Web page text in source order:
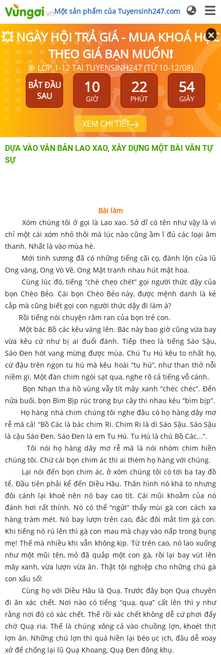
Một sản phẩm của Tuyensinh247.com
💥 NGÀY HỘI TRẢ GIÁ - MUA KHOÁ HỌC
THEO GIÁ BẠN MUỐN❗
🎯 LỚP 1-12 TẠI TUYENSINH247 (TỪ 10-12/08)
BẮT ĐẦU
SAU
10
GIỜ
22
PHÚT
54
GIÂY
XEM CHI TIẾT
DỰA VÀO VĂN BẢN LAO XAO, XÂY DỰNG MỘT BÀI VĂN TỰ
SỰ
Bài làm
Xóm chúng tôi ở gọi là Lao xao. Sở dĩ có tên như vậy là vì
chỉ một cái xóm nhỏ thôi mà lúc nào cũng ầm ĩ đủ các loại âm
thanh. Nhất là vào mùa hè.
Mới tinh sương đã có những tiếng cãi cọ, đánh lộn của lũ
Ong vàng, Ong Vò Vẽ, Ong Mật tranh nhau hút mật hoa.
Cùng lúc đó, tiếng “chè cheo chét” gọi người thức dậy của
bọn Chèo Bẻo. Cái bọn Chèo Bẻo này, được mệnh danh là kẻ
cắp mà cũng biết gọi con người thức dậy đi làm à?
Rồi tiếng nói chuyện râm ran của bọn trẻ con.
Một bác Bồ các kêu váng lên. Bác này bao giờ cũng vừa bay
vừa kêu cứ như bị ai đuổi đánh. Tiếp theo là tiếng Sáo Sậu,
Sáo Đen hót vang mừng được mùa. Chú Tu Hú kêu to nhất họ,
cứ đậu trên ngọn tu hú mà kêu hoài “tu hú”, như than thở nỗi
niềm gì. Một đàn chim ngói sạt qua, nghe rõ cả tiếng vỗ cánh.
Bọn Nhạn tha hồ vùng vẫy tít mây xanh “chéc chéc”. Đến
nửa buối, bọn Bìm Bịp rúc trong bụi cây thi nhau kêu “bìm bịp”.
Họ hàng nhà chim chúng tôi nghe đâu có họ hàng dây mơ
rễ má cả! “Bồ Các là bác chim Ri. Chim Ri là dì Sáo Sậu. Sáo Sậu
là cậu Sáo Đen. Sáo Đen là em Tu Hú. Tu Hú là chú Bồ Các...”.
Tôi nói họ hàng dây mơ rễ má là nói nhóm chim hiền
chúng tôi. Chứ cái bọn chim ác thì ai thèm họ hàng với chúng.
Lại nói đến bọn chim ác, ở xóm chúng tôi có tới ba tay đồ
tể. Đầu tiên phải kể đến Diều Hâu. Thân hình nó khá to nhưng
đôi cánh lại khoẻ nên nó bay cao tít. Cái mũi khoằm của nó
đánh hơi rất thính. Nó có thể “ngửi” thấy mùi gà con cách xa
hàng tràm mét. Nó bay lượn trên cao, đảc đôi mắt tìm gà con.
Khi tiếng nó rú lên thì gà con mau mà chạy vào nấp trong bụng
mẹ! Thế mà nhiều khi vẫn không kịp. Từ trên cao, nó lao xuống
như một mũi tên, mỏ đã quắp một con gà, rồi lại bay vút lên
mây xanh, vừa lượn vừa ăn. Thật tội nghiệp cho những chú gà
con xấu số!
Cùng họ với Diều Hâu là Quạ. Trước đây bọn Quạ chuyên
đi ăn xác chết. Nơi nào có tiếng “quạ, quạ” cất lên thì y như
rằng nơi đó có xác chết. Thế rồi xác chết không dễ cứ phơi đấy
chờ Quạ ria. Thế là chúng xông cả vào chuồng lợn, khoét thịt
lợn ăn. Những chú lợn thì quá hiền lại béo ục ịch, đâu dễ xoay
xở để chống lại lũ Quạ Khoang, Quạ Đen đông khụ.